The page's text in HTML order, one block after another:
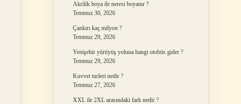
Akrilik boya ile neresi boyanır ?
Temmuz 30, 2026
Çankırı kaç milyon ?
Temmuz 29, 2026
Yenişehir yürüyüş yoluna hangi otobüs gider ?
Temmuz 29, 2026
Kuvvet turleri nedir ?
Temmuz 27, 2026
XXL ile 2XL arasındaki fark nedir ?